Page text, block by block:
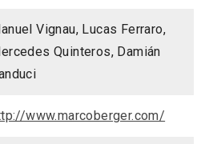
Vignau, Lucas Ferraro,
Quinteros, Damián
www.marcoberger.com/